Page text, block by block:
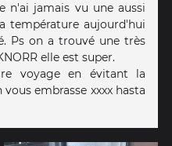
n'ai jamais vu une aussi
température aujourd'hui
Ps on a trouvé une très
elle est super.
voyage en évitant la
embrasse xxxx hasta